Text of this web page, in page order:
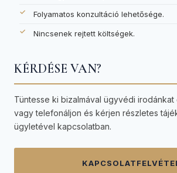
Folyamatos konzultáció lehetősége.
Nincsenek rejtett költségek.
KÉRDÉSE VAN?
Tüntesse ki bizalmával ügyvédi irodánkat
vagy telefonáljon és kérjen részletes
ügyletével kapcsolatban.